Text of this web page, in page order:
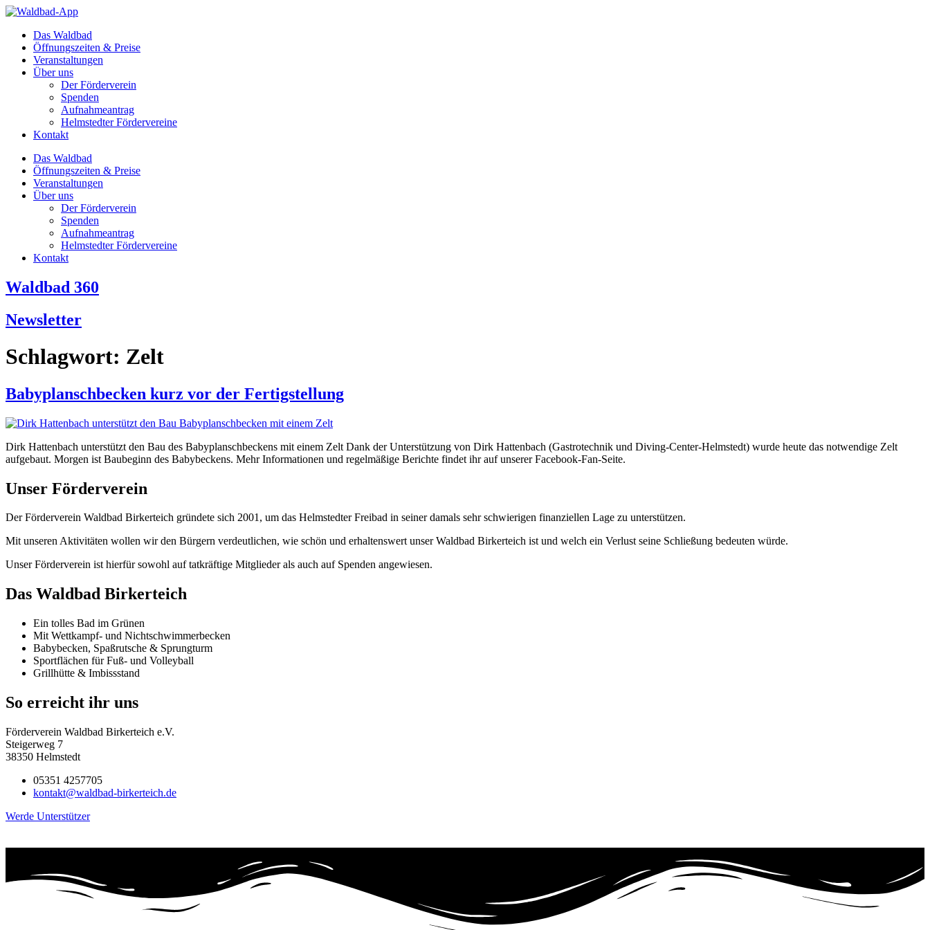
Zum
springenDas Waldbad
Öffnungszeiten & Preise
Veranstaltungen
Über uns
Der Förderverein
Spenden
Aufnahmeantrag
Helmstedter Fördervereine
Kontakt
Das Waldbad
Öffnungszeiten & Preise
Veranstaltungen
Über uns
Der Förderverein
Spenden
Aufnahmeantrag
Helmstedter Fördervereine
Kontakt
Waldbad 360
Newsletter
Schlagwort: Zelt
Babyplanschbecken kurz vor der Fertigstellung
Dirk Hattenbach unterstützt den Bau des Babyplanschbeckens mit einem Zelt Dank der Unterstützung von Dirk Hattenbach (Gastrotechnik und Diving-Center-Helmstedt) wurde heute das notwendige Zelt
aufgebaut. Morgen ist Baubeginn des Babybeckens. Mehr Informationen und regelmäßige Berichte findet ihr auf unserer Facebook-Fan-Seite.
Unser Förderverein
Der Förderverein Waldbad Birkerteich gründete sich 2001, um das Helmstedter Freibad in seiner damals sehr schwierigen finanziellen Lage zu unterstützen.
Mit unseren Aktivitäten wollen wir den Bürgern verdeutlichen, wie schön und erhaltenswert unser Waldbad Birkerteich ist und welch ein Verlust seine Schließung bedeuten würde.
Unser Förderverein ist hierfür sowohl auf tatkräftige Mitglieder als auch auf Spenden angewiesen.
Das Waldbad Birkerteich
Ein tolles Bad im Grünen
Mit Wettkampf- und Nichtschwimmerbecken
Babybecken, Spaßrutsche & Sprungturm
Sportflächen für Fuß- und Volleyball
Grillhütte & Imbissstand
So erreicht ihr uns
Förderverein Waldbad Birkerteich e.V.
Steigerweg 7
38350 Helmstedt
05351 4257705
kontakt@waldbad-birkerteich.de
Werde Unterstützer